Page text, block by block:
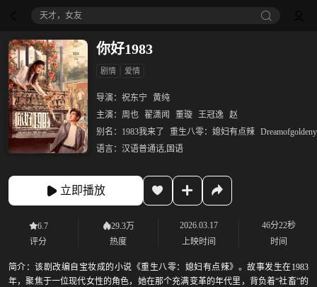
天才，女友
你好1983
剧情 爱情
导演： 祝东宁
黄纯
主演： 周也 翟潇闻 董璇 王冠逸 赵
别名： 1983我来了 重生八零：媳妇有点辣
语言： 汉语普通话,国语
立即播放
6.7
评分
29.3万
热度
2026.03.17
上映时间
46分22秒
时间
简介：该剧改编自宝妆成的小说《重生八零：媳妇有点辣》。故事发生在1983
年，聚焦于一位现代女性的角色，她在那个充满变革的年代里，背负着“社畜”的